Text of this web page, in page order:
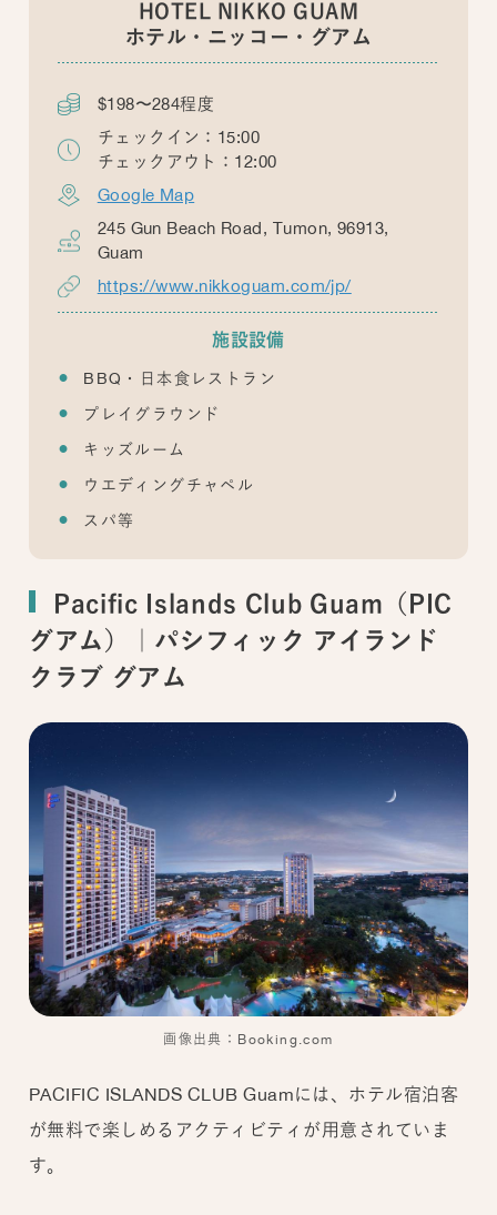
HOTEL NIKKO GUAM
ホテル・ニッコー・グアム
$198〜284程度
チェックイン：15:00
チェックアウト：12:00
Google Map
245 Gun Beach​ Road, Tumon, 96913,
Guam
https://www.nikkoguam.com/jp/
施設設備
BBQ・日本食レストラン
プレイグラウンド
キッズルーム
ウエディングチャペル
スパ等
Pacific Islands Club Guam（PIC
グアム）｜パシフィック アイランド
クラブ グアム
画像出典：Booking.com
PACIFIC ISLANDS CLUB Guamには、ホテル宿泊客
が無料で楽しめるアクティビティが用意されていま
す。